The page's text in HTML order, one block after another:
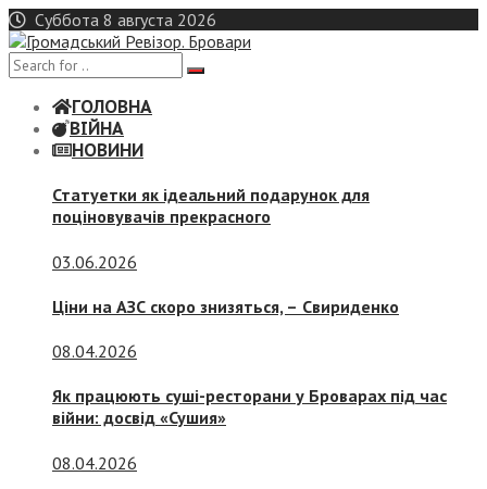
Skip
to
content
Суббота 8 августа 2026
ГОЛОВНА
ВІЙНА
НОВИНИ
Статуетки як ідеальний подарунок для
поціновувачів прекрасного
03.06.2026
Ціни на АЗС скоро знизяться, – Свириденко
08.04.2026
Як працюють суші-ресторани у Броварах під час
війни: досвід «Сушия»
08.04.2026